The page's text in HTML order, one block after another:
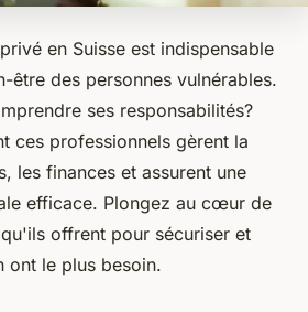
en Suisse est indispensable
être des personnes vulnérables.
ses responsabilités?
ces professionnels gèrent la
les finances et assurent une
efficace. Plongez au cœur de
offrent pour sécuriser et
ont le plus besoin.